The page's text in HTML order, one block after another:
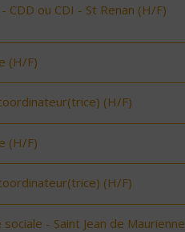
CDD ou CDI - St Renan (H/F)
(H/F)
(H/F)
(H/F)
(H/F)
- Saint Jean de Maurienne